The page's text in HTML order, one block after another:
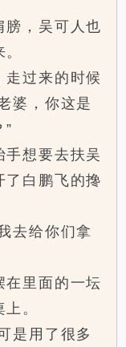
，吴可人也
过来的时候
婆，你这是
想要去扶吴
了白鹏飞的搀
去给你们拿
里面的一坛
。
是用了很多